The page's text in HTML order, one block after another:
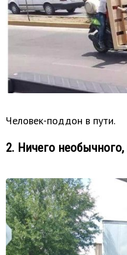
Человек-поддон в пути.
2. Ничего